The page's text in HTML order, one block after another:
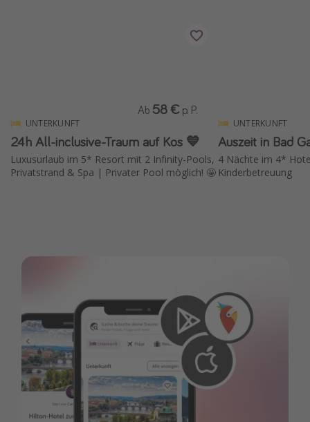
UNTERKUNFT
24h All-inclusive-Traum auf Kos 💙
Luxusurlaub im 5* Resort mit 2 Infinity-Pools,
Privatstrand & Spa | Privater Pool möglich! 🤩
Ab 58 € p. P.
UNTERKUNFT
Auszeit in Bad
4 Nächte im 4*
Kinderbetreuung